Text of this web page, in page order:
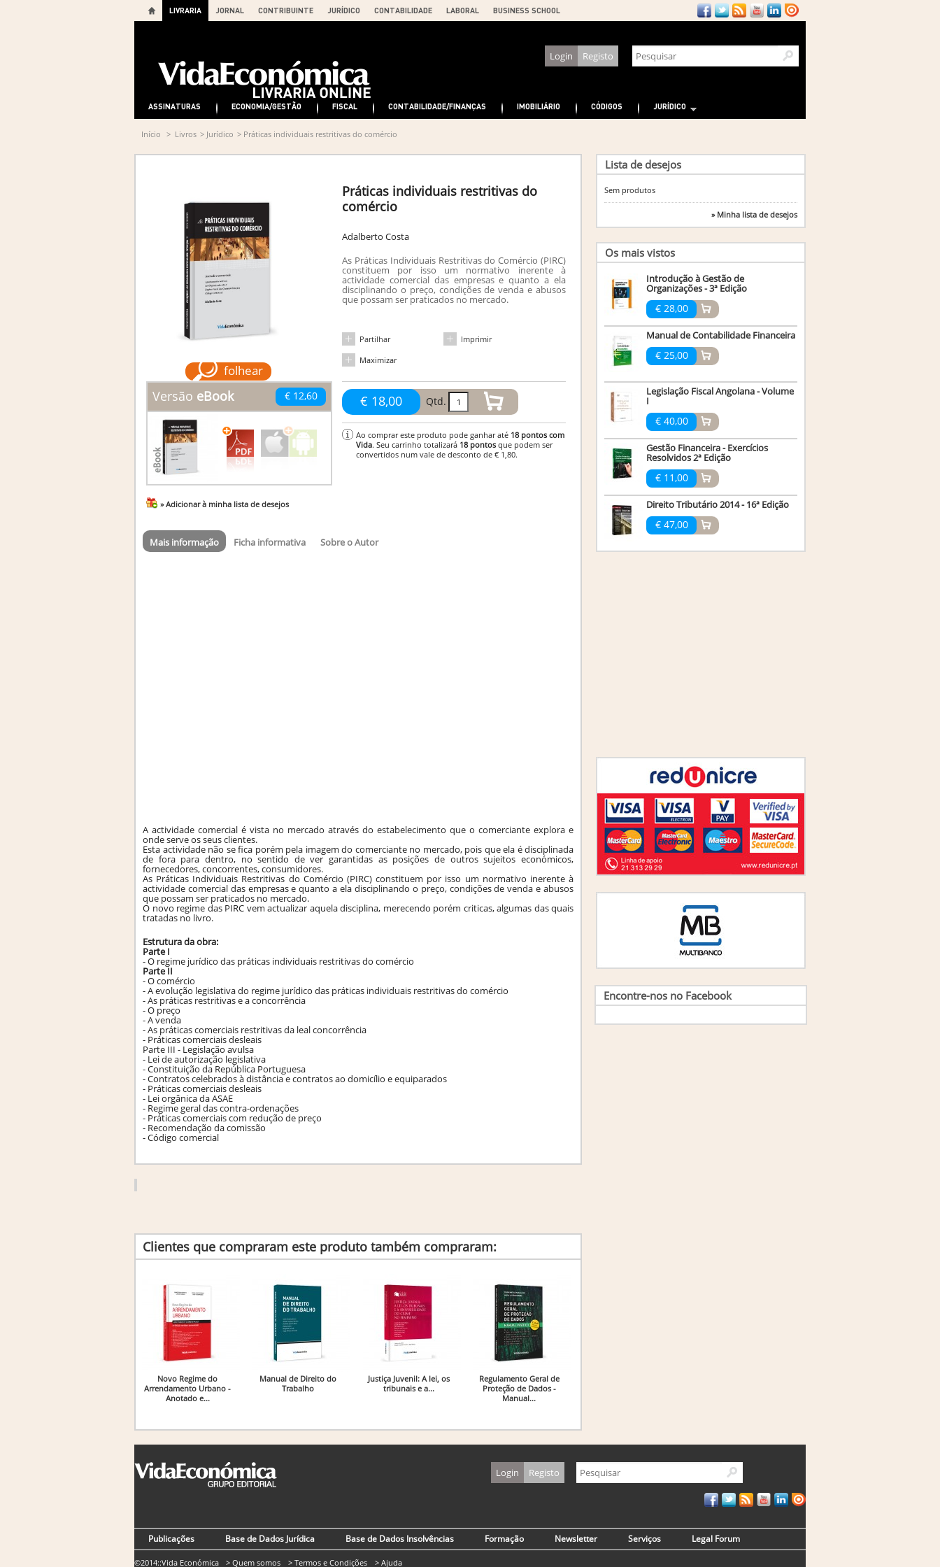
LIVRARIA JORNAL CONTRIBUINTE JURÍDICO CONTABILIDADE LABORAL BUSINESS SCHOOL
Login Registo
ASSINATURAS ECONOMIA/GESTÃO FISCAL CONTABILIDADE/FINANÇAS IMOBILIÁRIO CÓDIGOS JURÍDICO
Início > Livros > Jurídico > Práticas individuais restritivas do comércio
folhear
Versão eBook € 12,60
» Adicionar à minha lista de desejos
Práticas individuais restritivas do
comércio
Adalberto Costa
As Práticas Individuais Restritivas do Comércio (PIRC)
constituem por isso um normativo inerente à
actividade comercial das empresas e quanto a ela
disciplinando o preço, condições de venda e abusos
que possam ser praticados no mercado.
Partilhar
Imprimir
Maximizar
€ 18,00 Qtd.
Ao comprar este produto pode ganhar até 18pontos com
Vida. Seu carrinho totalizará 18pontos que podem ser
convertidos num vale de desconto de € 1,80.
Mais informação Ficha informativa Sobre o Autor
A actividade comercial é vista no mercado através do estabelecimento que o comerciante explora e
onde serve os seus clientes.
Esta actividade não se fica porém pela imagem do comerciante no mercado, pois que ela é disciplinada
de fora para dentro, no sentido de ver garantidas as posições de outros sujeitos económicos,
fornecedores, concorrentes, consumidores.
As Práticas Individuais Restritivas do Comércio (PIRC) constituem por isso um normativo inerente à
actividade comercial das empresas e quanto a ela disciplinando o preço, condições de venda e abusos
que possam ser praticados no mercado.
O novo regime das PIRC vem actualizar aquela disciplina, merecendo porém criticas, algumas das quais
tratadas no livro.
Estrutura da obra:
Parte I
- O regime jurídico das práticas individuais restritivas do comércio
Parte II
- O comércio
- A evolução legislativa do regime jurídico das práticas individuais restritivas do comércio
- As práticas restritivas e a concorrência
- O preço
- A venda
- As práticas comerciais restritivas da leal concorrência
- Práticas comerciais desleais
Parte III - Legislação avulsa
- Lei de autorização legislativa
- Constituição da República Portuguesa
- Contratos celebrados à distância e contratos ao domicílio e equiparados
- Práticas comerciais desleais
- Lei orgânica da ASAE
- Regime geral das contra-ordenações
- Práticas comerciais com redução de preço
- Recomendação da comissão
- Código comercial
Clientes que compraram este produto também compraram:
Novo Regime do
Arrendamento Urbano -
Anotado e...
Manual de Direito do
Trabalho
Justiça Juvenil: A lei, os
tribunais e a...
Regulamento Geral de
Proteção de Dados -
Manual...
Lista de desejos
Sem produtos
» Minha lista de desejos
Os mais vistos
Introdução à Gestão de
Organizações - 3ª Edição
€ 28,00
Manual de Contabilidade Financeira
€ 25,00
Legislação Fiscal Angolana - Volume
I
€ 40,00
Gestão Financeira - Exercícios
Resolvidos 2ª Edição
€ 11,00
Direito Tributário 2014 - 16ª Edição
€ 47,00
Encontre-nos no Facebook
Login Registo
Publicações Base de Dados Jurídica Base de Dados Insolvências Formação Newsletter Serviços Legal Forum
©2014::Vida Económica > Quem somos > Termos e Condições > Ajuda